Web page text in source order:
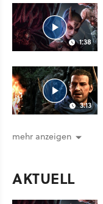
1:38
3:13
mehr anzeigen
AKTUELL